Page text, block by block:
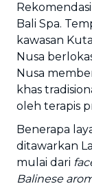
Bali Spa.
kawasan
Nusa
Nusa
khas
oleh terapis
Benerapa
ditawarkan
mulai dari
Balinese